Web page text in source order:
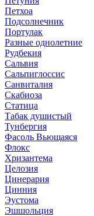
Петхоа
Подсолнечник
Портулак
Разные однолетние
Рудбекия
Сальвия
Сальпиглоссис
Санвиталия
Скабиоза
Статица
Табак душистый
Тунбергия
Фасоль Вьющаяся
Флокс
Хризантема
Целозия
Цинерария
Цинния
Эустома
Эшшольция